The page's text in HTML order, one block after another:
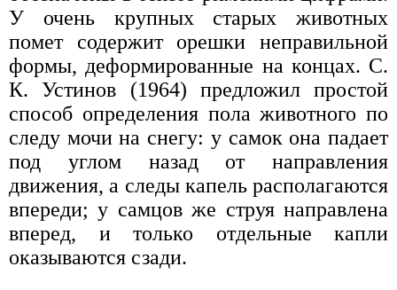
У очень крупных старых животных
помет содержит орешки неправильной
формы, деформированные на концах. С.
К. Устинов (1964) предложил простой
способ определения пола животного по
следу мочи на снегу: у самок она падает
под углом назад от направления
движения, а следы капель располагаются
впереди; у самцов же струя направлена
вперед, и только отдельные капли
оказываются сзади.